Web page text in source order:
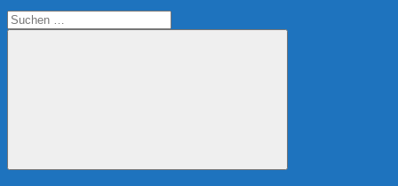
Suchen
nach:
Suchen